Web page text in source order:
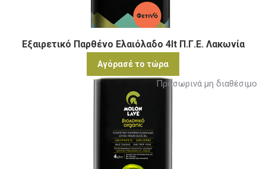
Εξαιρετικό Παρθένο Ελαιόλαδο 4lt Π.Γ.Ε. Λακωνία
Αγόρασέ το τώρα
Προσωρινά μη διαθέσιμο